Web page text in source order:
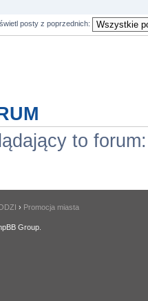
posty z poprzednich:
to
› Promocja miasta
Group.